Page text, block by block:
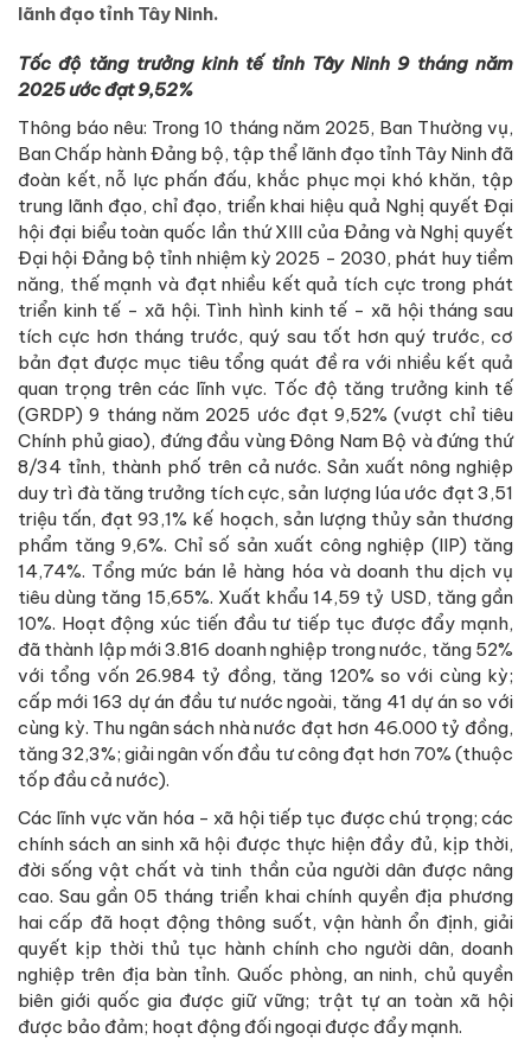
lãnh đạo tỉnh Tây Ninh.
Tốc độ tăng trưởng kinh tế tỉnh Tây Ninh 9 tháng năm
2025 ước đạt 9,52%
Thông báo nêu: Trong 10 tháng năm 2025, Ban Thường vụ,
Ban Chấp hành Đảng bộ, tập thể lãnh đạo tỉnh Tây Ninh đã
đoàn kết, nỗ lực phấn đấu, khắc phục mọi khó khăn, tập
trung lãnh đạo, chỉ đạo, triển khai hiệu quả Nghị quyết Đại
hội đại biểu toàn quốc lần thứ XIII của Đảng và Nghị quyết
Đại hội Đảng bộ tỉnh nhiệm kỳ 2025 - 2030, phát huy tiềm
năng, thế mạnh và đạt nhiều kết quả tích cực trong phát
triển kinh tế - xã hội. Tình hình kinh tế - xã hội tháng sau
tích cực hơn tháng trước, quý sau tốt hơn quý trước, cơ
bản đạt được mục tiêu tổng quát đề ra với nhiều kết quả
quan trọng trên các lĩnh vực. Tốc độ tăng trưởng kinh tế
(GRDP) 9 tháng năm 2025 ước đạt 9,52% (vượt chỉ tiêu
Chính phủ giao), đứng đầu vùng Đông Nam Bộ và đứng thứ
8/34 tỉnh, thành phố trên cả nước. Sản xuất nông nghiệp
duy trì đà tăng trưởng tích cực, sản lượng lúa ước đạt 3,51
triệu tấn, đạt 93,1% kế hoạch, sản lượng thủy sản thương
phẩm tăng 9,6%. Chỉ số sản xuất công nghiệp (IIP) tăng
14,74%. Tổng mức bán lẻ hàng hóa và doanh thu dịch vụ
tiêu dùng tăng 15,65%. Xuất khẩu 14,59 tỷ USD, tăng gần
10%. Hoạt động xúc tiến đầu tư tiếp tục được đẩy mạnh,
đã thành lập mới 3.816 doanh nghiệp trong nước, tăng 52%
với tổng vốn 26.984 tỷ đồng, tăng 120% so với cùng kỳ;
cấp mới 163 dự án đầu tư nước ngoài, tăng 41 dự án so với
cùng kỳ. Thu ngân sách nhà nước đạt hơn 46.000 tỷ đồng,
tăng 32,3%; giải ngân vốn đầu tư công đạt hơn 70% (thuộc
tốp đầu cả nước).
Các lĩnh vực văn hóa - xã hội tiếp tục được chú trọng; các
chính sách an sinh xã hội được thực hiện đầy đủ, kịp thời,
đời sống vật chất và tinh thần của người dân được nâng
cao. Sau gần 05 tháng triển khai chính quyền địa phương
hai cấp đã hoạt động thông suốt, vận hành ổn định, giải
quyết kịp thời thủ tục hành chính cho người dân, doanh
nghiệp trên địa bàn tỉnh. Quốc phòng, an ninh, chủ quyền
biên giới quốc gia được giữ vững; trật tự an toàn xã hội
được bảo đảm; hoạt động đối ngoại được đẩy mạnh.